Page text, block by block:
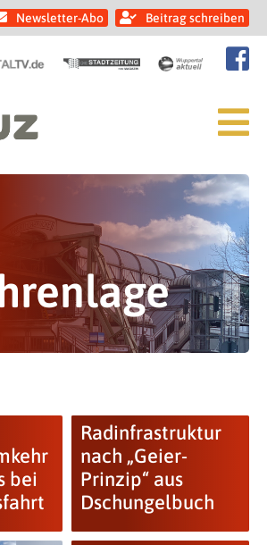
Newsletter-Abo Beitrag schreiben
bei
Radinfrastruktur
nach „Geier-
Prinzip“ aus
Dschungelbuch